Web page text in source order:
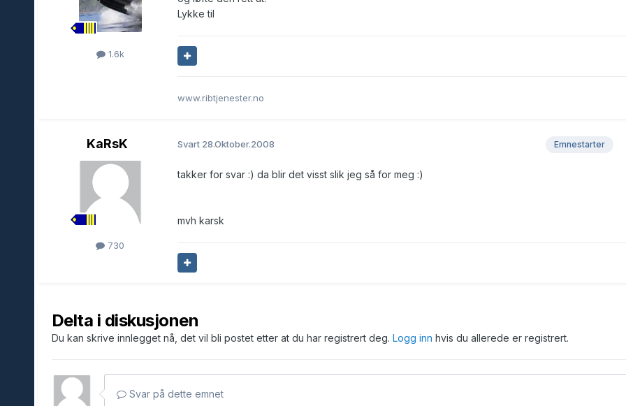
1.6k
Lykke til
www.ribtjenester.no
KaRsK
730
Emnestarter
Svart 28.Oktober.2008
takker for svar :) da blir det visst slik jeg så for meg :)
mvh karsk
Delta i diskusjonen
Du kan skrive innlegget nå, det vil bli postet etter at du har registrert deg. Logg inn hvis du allerede er registrert.
Svar på dette emnet